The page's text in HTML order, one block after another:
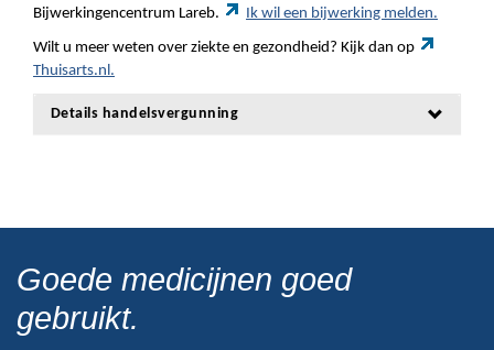
Bijwerkingencentrum Lareb.
Ik wil een bijwerking melden.
Wilt u meer weten over ziekte en gezondheid? Kijk dan op
Thuisarts.nl.
Details handelsvergunning
Goede medicijnen goed
gebruikt.